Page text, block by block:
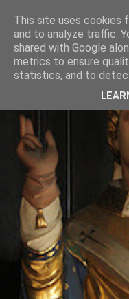
This site uses cookies
and to analyze traffic.
shared with Google
metrics to ensure
statistics, and to